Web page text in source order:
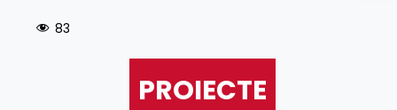
83
PROIECTE